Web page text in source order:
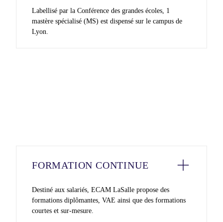
Labellisé par la Conférence des grandes écoles, 1
mastère spécialisé (MS) est dispensé sur le campus de
Lyon.
FORMATION CONTINUE
Destiné aux salariés, ECAM LaSalle propose des
formations diplômantes, VAE ainsi que des formations
courtes et sur-mesure.